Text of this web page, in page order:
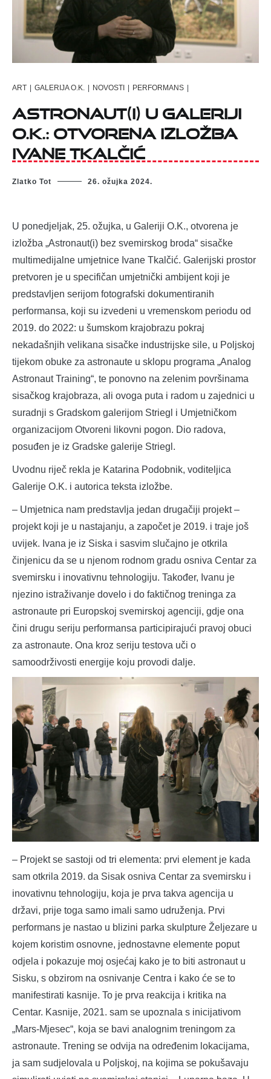
ART | GALERIJA O.K. | NOVOSTI | PERFORMANS |
Astronaut(i) u Galeriji
O.K.: Otvorena izložba
Ivane Tkalčić
Zlatko Tot 26. ožujka 2024.
U ponedjeljak, 25. ožujka, u Galeriji O.K., otvorena je
izložba „Astronaut(i) bez svemirskog broda“ sisačke
multimedijalne umjetnice Ivane Tkalčić. Galerijski prostor
pretvoren je u specifičan umjetnički ambijent koji je
predstavljen serijom fotografski dokumentiranih
performansa, koji su izvedeni u vremenskom periodu od
2019. do 2022: u šumskom krajobrazu pokraj
nekadašnjih velikana sisačke industrijske sile, u Poljskoj
tijekom obuke za astronaute u sklopu programa „Analog
Astronaut Training“, te ponovno na zelenim površinama
sisačkog krajobraza, ali ovoga puta i radom u zajednici u
suradnji s Gradskom galerijom Striegl i Umjetničkom
organizacijom Otvoreni likovni pogon. Dio radova,
posuđen je iz Gradske galerije Striegl.
Uvodnu riječ rekla je Katarina Podobnik, voditeljica
Galerije O.K. i autorica teksta izložbe.
– Umjetnica nam predstavlja jedan drugačiji projekt –
projekt koji je u nastajanju, a započet je 2019. i traje još
uvijek. Ivana je iz Siska i sasvim slučajno je otkrila
činjenicu da se u njenom rodnom gradu osniva Centar za
svemirsku i inovativnu tehnologiju. Također, Ivanu je
njezino istraživanje dovelo i do faktičnog treninga za
astronaute pri Europskoj svemirskoj agenciji, gdje ona
čini drugu seriju performansa participirajući pravoj obuci
za astronaute. Ona kroz seriju testova uči o
samoodrživosti energije koju provodi dalje.
– Projekt se sastoji od tri elementa: prvi element je kada
sam otkrila 2019. da Sisak osniva Centar za svemirsku i
inovativnu tehnologiju, koja je prva takva agencija u
državi, prije toga samo imali samo udruženja. Prvi
performans je nastao u blizini parka skulpture Željezare u
kojem koristim osnovne, jednostavne elemente poput
odjela i pokazuje moj osjećaj kako je to biti astronaut u
Sisku, s obzirom na osnivanje Centra i kako će se to
manifestirati kasnije. To je prva reakcija i kritika na
Centar. Kasnije, 2021. sam se upoznala s inicijativom
„Mars-Mjesec“, koja se bavi analognim treningom za
astronaute. Trening se odvija na određenim lokacijama,
ja sam sudjelovala u Poljskoj, na kojima se pokušavaju